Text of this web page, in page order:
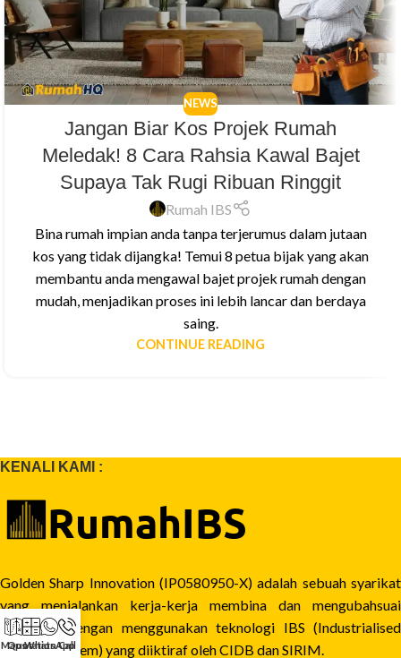
NEWS
Jangan Biar Kos Projek Rumah
Meledak! 8 Cara Rahsia Kawal Bajet
Supaya Tak Rugi Ribuan Ringgit
Rumah IBS
Bina rumah impian anda tanpa terjerumus dalam jutaan
kos yang tidak dijangka! Temui 8 petua bijak yang akan
membantu anda mengawal bajet projek rumah dengan
mudah, menjadikan proses ini lebih lancar dan berdaya
saing.
CONTINUE READING
KENALI KAMI :
Golden Sharp Innovation (IP0580950-X) adalah sebuah syarikat
yang menjalankan kerja-kerja membina dan mengubahsuai
bangunan dengan menggunakan teknologi IBS (Industrialised
Building System) yang diiktiraf oleh CIDB dan SIRIM.
Maps
Quotation
WhatsApp
Call